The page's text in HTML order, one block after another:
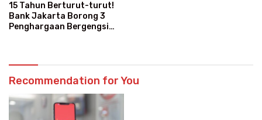
15 Tahun Berturut-turut!
Bank Jakarta Borong 3
Penghargaan Bergengsi
Recommendation for You